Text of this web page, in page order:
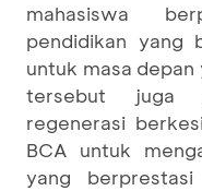
mahasiswa
pendidikan yang
untuk masa
tersebut juga
regenerasi
BCA untuk
yang